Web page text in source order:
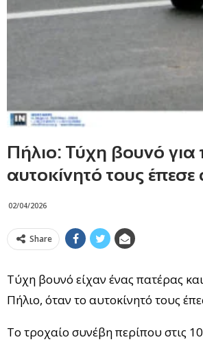
Πήλιο: Τύχη βουνό
αυτοκίνητό τους
02/04/2026
Share
Τύχη βουνό είχαν ένας πατέρας
Πήλιο, όταν το αυτοκίνητό τους
Το τροχαίο συνέβη περίπου στις